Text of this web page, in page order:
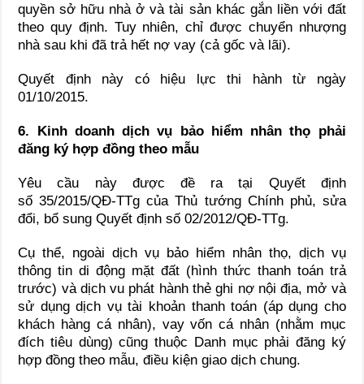
quyền sở hữu nhà ở và tài sản khác gắn liền với đất
theo quy định. Tuy nhiên, chỉ được chuyển nhượng
nhà sau khi đã trả hết nợ vay (cả gốc và lãi).
Quyết định này có hiệu lực thi hành từ ngày
01/10/2015.
6. Kinh doanh dịch vụ bảo hiểm nhân thọ phải
đăng ký hợp đồng theo mẫu
Yêu cầu này được đề ra tại Quyết định
số 35/2015/QĐ-TTg của Thủ tướng Chính phủ, sửa
đổi, bổ sung Quyết định số 02/2012/QĐ-TTg.
Cụ thể, ngoài dịch vụ bảo hiểm nhân thọ, dịch vụ
thông tin di động mặt đất (hình thức thanh toán trả
trước) và dịch vu phát hành thẻ ghi nợ nội địa, mở và
sử dụng dịch vụ tài khoản thanh toán (áp dụng cho
khách hàng cá nhân), vay vốn cá nhân (nhằm mục
đích tiêu dùng) cũng thuộc Danh mục phải đăng ký
hợp đồng theo mẫu, điều kiện giao dịch chung.